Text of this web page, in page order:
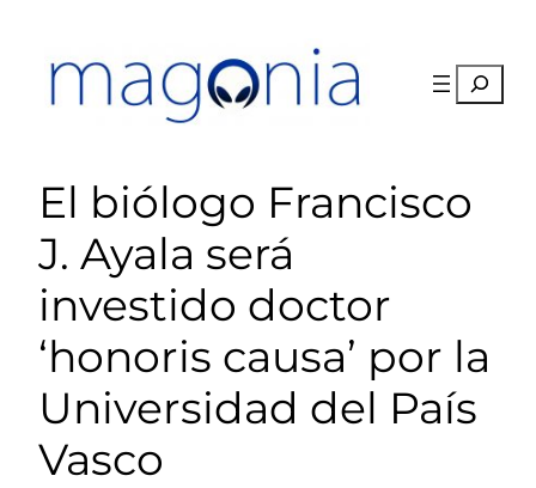
contenido
Buscar
El biólogo Francisco
J. Ayala será
investido doctor
‘honoris causa’ por la
Universidad del País
Vasco